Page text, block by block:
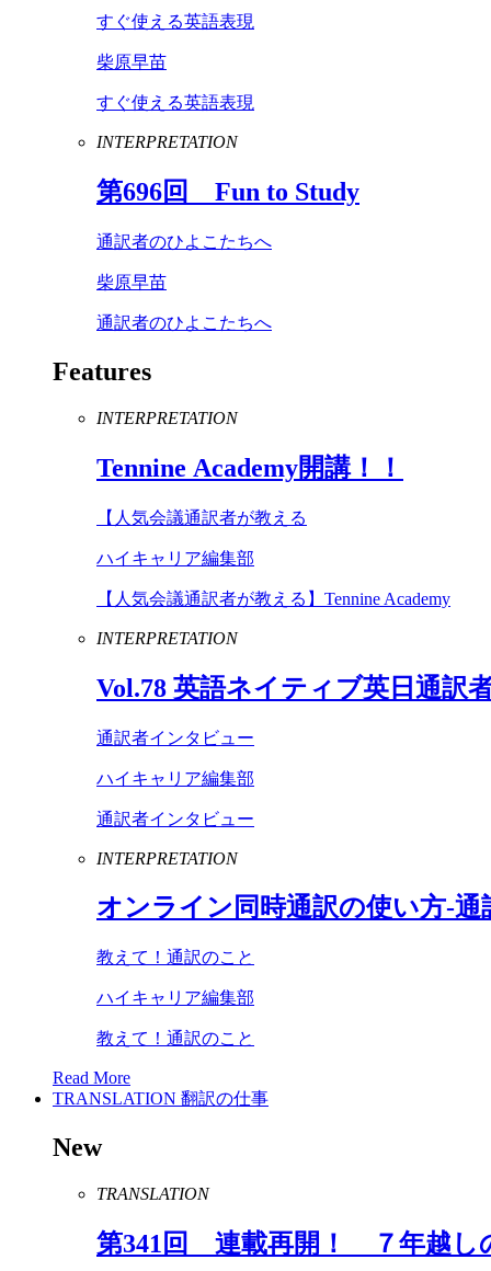
すぐ使える英語表現
柴原早苗
すぐ使える英語表現
INTERPRETATION
第696回 Fun to Study
通訳者のひよこたちへ
柴原早苗
通訳者のひよこたちへ
Features
INTERPRETATION
Tennine Academy開講！！
【人気会議通訳者が教える
ハイキャリア編集部
【人気会議通訳者が教える】Tennine Academy
INTERPRETATION
Vol.78 英語ネイティブ英日通訳
通訳者インタビュー
ハイキャリア編集部
通訳者インタビュー
INTERPRETATION
オンライン同時通訳の使い方-
教えて！通訳のこと
ハイキャリア編集部
教えて！通訳のこと
Read More
TRANSLATION 翻訳の仕事
New
TRANSLATION
第341 回 連載再開！ ７年越し